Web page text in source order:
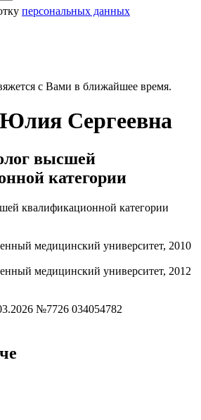
персональных данных
с Вами в ближайшее время.
Юлия Сергеевна
высшей
категории
квалификационной категории
медицинский университет, 2010
медицинский университет, 2012
№7726 034054782